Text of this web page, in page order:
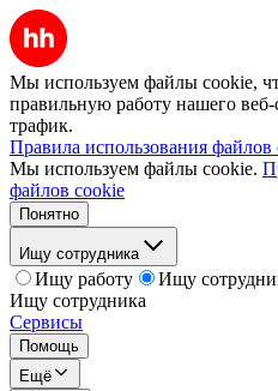
Мы используем файлы cookie,
правильную работу нашего веб-
трафик.
Правила использования файлов
Мы используем файлы cookie.
файлов cookie
Понятно
Ищу сотрудника
Ищу работу
Ищу
Ищу сотрудника
Сервисы
Помощь
Ещё